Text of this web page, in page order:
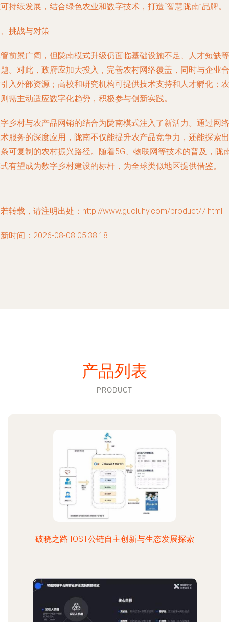
持续发展，结合绿色农业和数字技术，打造“智慧陇南”品牌。
挑战与对策
前景广阔，但陇南模式升级仍面临基础设施不足、人才短缺等
。对此，政府应加大投入，完善农村网络覆盖，同时与企业合
入外部资源；高校和研究机构可提供技术支持和人才孵化；农
需主动适应数字化趋势，积极参与创新实践。
乡村与农产品网销的结合为陇南模式注入了新活力。通过网络
服务的深度应用，陇南不仅能提升农产品竞争力，还能探索出
可复制的农村振兴路径。随着5G、物联网等技术的普及，陇
有望成为数字乡村建设的标杆，为全球类似地区提供借鉴。
转载，请注明出处：http://www.guoluhy.com/product/7.html
时间：2026-08-08 05:38:18
产品列表
PRODUCT
破晓之路 IOST公链自主创新与生态发展探索